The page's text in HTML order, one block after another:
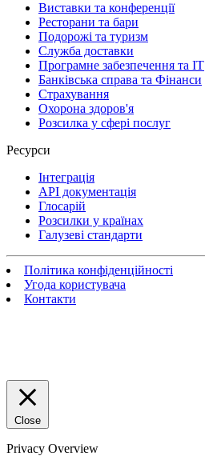
Виставки та конференції
Ресторани та бари
Подорожі та туризм
Служба доставки
Програмне забезпечення та IT
Банківська справа та Фінанси
Страхування
Охорона здоров'я
Розсилка у сфері послуг
Ресурси
Інтеграція
API документація
Глосарій
Розсилки у країнах
Галузеві стандарти
Політика конфіденційності
Угода користувача
Контакти
Close
Privacy Overview